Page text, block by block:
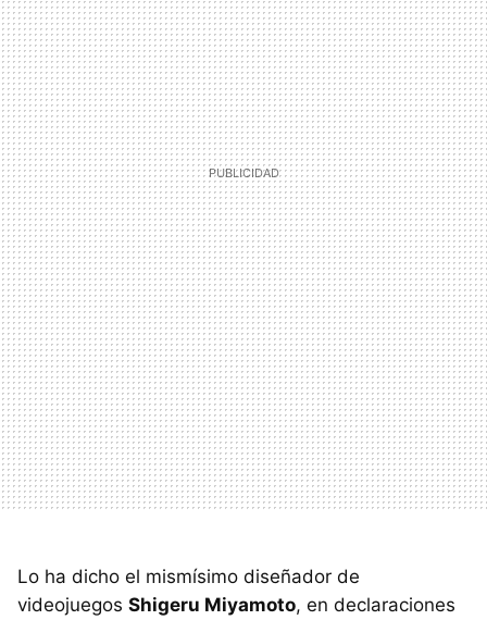
Lo ha dicho el mismísimo diseñador de
videojuegos Shigeru Miyamoto, en declaraciones